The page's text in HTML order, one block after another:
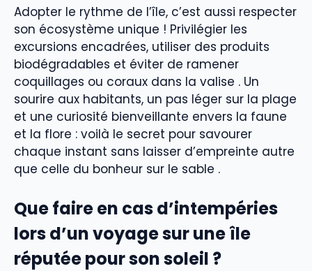
Adopter le rythme de l’île, c’est aussi respecter
son écosystème unique ! Privilégier les
excursions encadrées, utiliser des produits
biodégradables et éviter de ramener
coquillages ou coraux dans la valise . Un
sourire aux habitants, un pas léger sur la plage
et une curiosité bienveillante envers la faune
et la flore : voilà le secret pour savourer
chaque instant sans laisser d’empreinte autre
que celle du bonheur sur le sable .
Que faire en cas d’intempéries
lors d’un voyage sur une île
réputée pour son soleil ?